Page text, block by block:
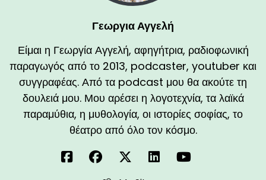
Γεωργια Αγγελή
Είμαι η Γεωργία Αγγελή, αφηγήτρια, ραδιοφωνική
παραγωγός από το 2013, podcaster, youtuber και
συγγραφέας. Από τα podcast μου θα ακούτε τη
δουλειά μου. Μου αρέσει η λογοτεχνία, τα λαϊκά
παραμύθια, η μυθολογία, οι ιστορίες σοφίας, το
θέατρο από όλο τον κόσμο.